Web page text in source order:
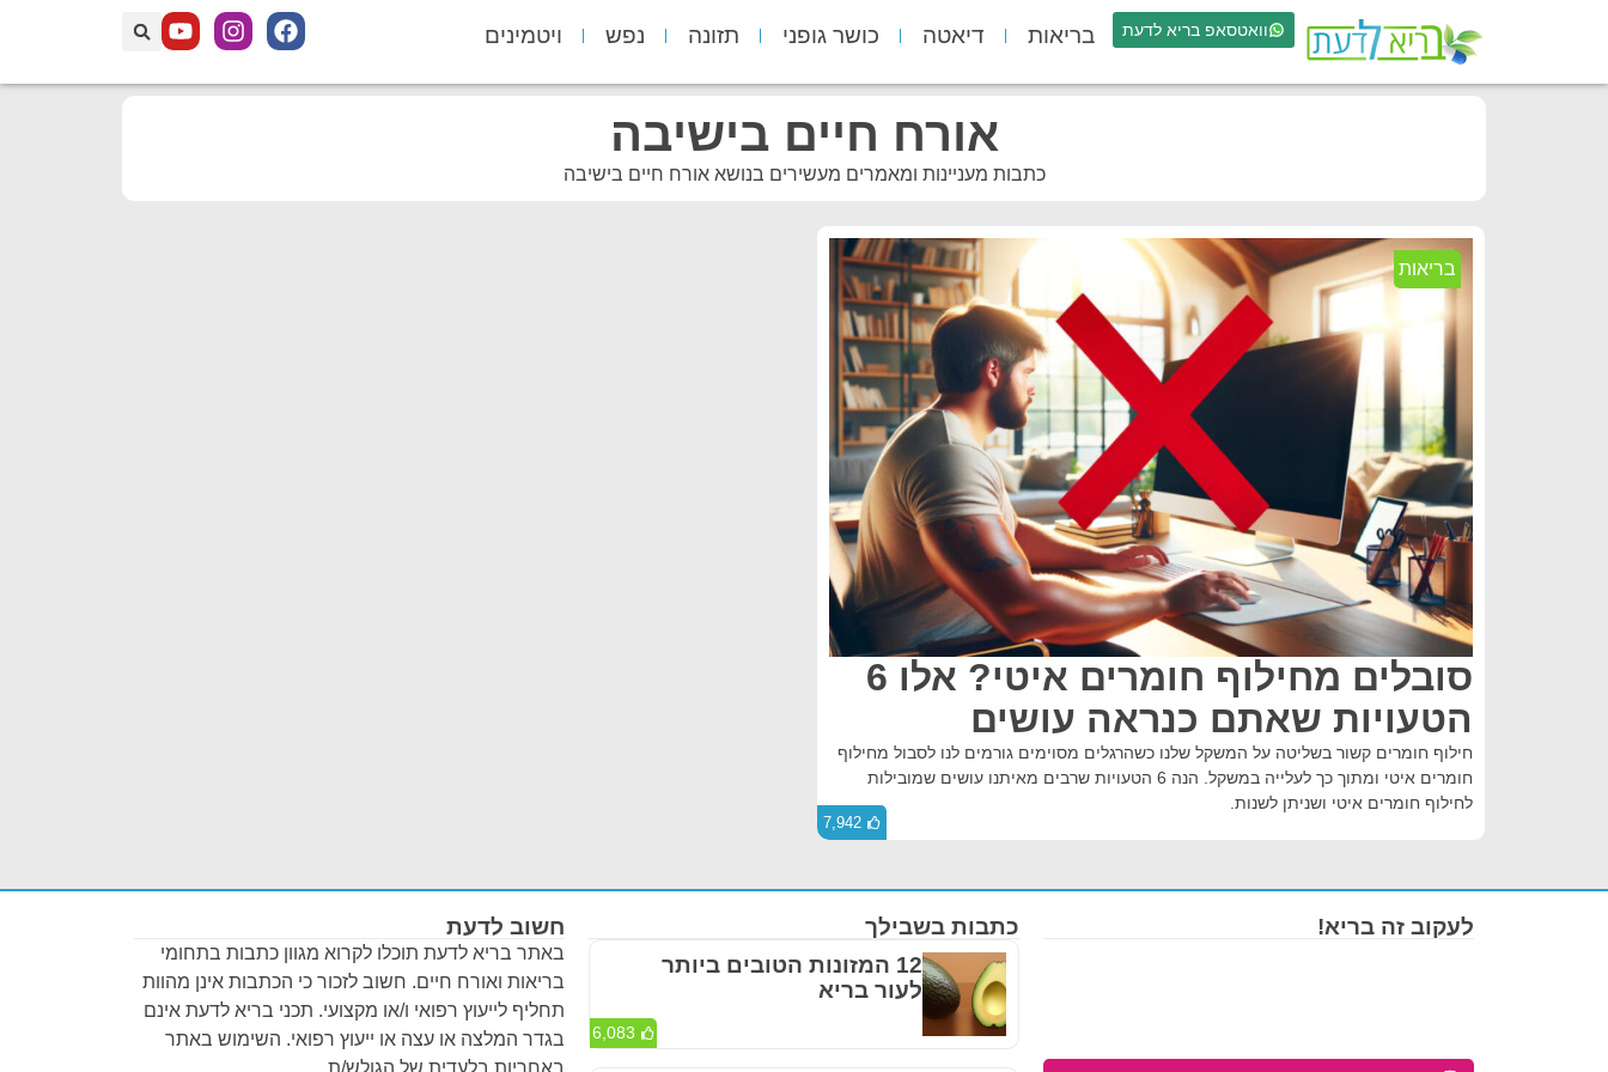
וואטסאפ בריא לדעת בריאות דיאטה כושר גופני תזונה נפש ויטמינים
אורח חיים בישיבה
כתבות מעניינות ומאמרים מעשירים בנושא אורח חיים בישיבה
בריאות
סובלים מחילוף חומרים איטי? אלו 6
הטעויות שאתם כנראה עושים
חילוף חומרים קשור בשליטה על המשקל שלנו כשהרגלים מסוימים גורמים לנו לסבול מחילוף
חומרים איטי ומתוך כך לעלייה במשקל. הנה 6 הטעויות שרבים מאיתנו עושים שמובילות
לחילוף חומרים איטי ושניתן לשנות.
7,942
חשוב לדעת
באתר בריא לדעת תוכלו לקרוא מגוון כתבות בתחומי
בריאות ואורח חיים. חשוב לזכור כי הכתבות אינן מהוות
תחליף לייעוץ רפואי ו/או מקצועי. תכני בריא לדעת אינם
בגדר המלצה או עצה או ייעוץ רפואי. השימוש באתר
באחריות בלעדית של הגולש/ת.
כתבות בשבילך
12 המזונות הטובים ביותר
לעור בריא
6,083
לעקוב זה בריא!